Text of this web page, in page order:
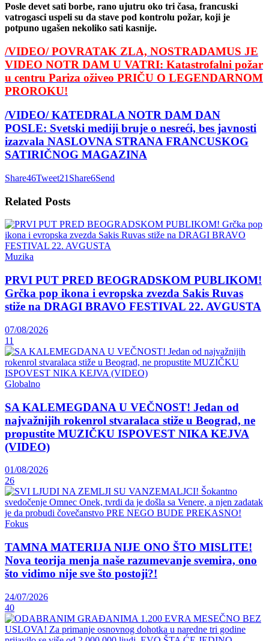
Posle devet sati borbe, rano ujutru oko tri časa, francuski
vatrogasci uspeli su da stave pod kontrolu požar, koji je
potpuno ugašen nekoliko sati kasnije.
/VIDEO/ POVRATAK ZLA, NOSTRADAMUS JE
VIDEO NOTR DAM U VATRI: Katastrofalni požar
u centru Pariza oživeo PRIČU O LEGENDARNOM
PROROKU!
/VIDEO/ KATEDRALA NOTR DAM DAN
POSLE: Svetski mediji bruje o nesreći, bes javnosti
izazvala NASLOVNA STRANA FRANCUSKOG
SATIRIČNOG MAGAZINA
Share46Tweet21 Share6Send
Related Posts
Muzika
PRVI PUT PRED BEOGRADSKOM PUBLIKOM!
Grčka pop ikona i evropska zvezda Sakis Ruvas
stiže na DRAGI BRAVO FESTIVAL 22. AVGUSTA
07/08/2026
11
Globalno
SA KALEMEGDANA U VEČNOST! Jedan od
najvažnijih rokenrol stvaralaca stiže u Beograd, ne
propustite MUZIČKU ISPOVEST NIKA KEJVA
(VIDEO)
01/08/2026
26
Fokus
TAMNA MATERIJA NIJE ONO ŠTO MISLITE!
Nova teorija menja naše razumevanje svemira, ono
što vidimo nije sve što postoji?!
24/07/2026
40